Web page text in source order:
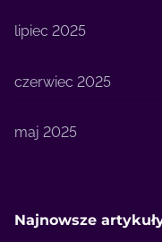
lipiec 2025
czerwiec 2025
maj 2025
Najnowsze